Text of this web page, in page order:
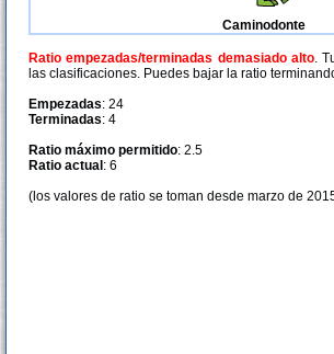
Caminodonte
Ratio empezadas/terminadas demasiado alto.
las clasificaciones. Puedes bajar la ratio
Empezadas: 24
Terminadas: 4
Ratio máximo permitido: 2.5
Ratio actual : 6
(los valores de ratio se toman desde marzo de